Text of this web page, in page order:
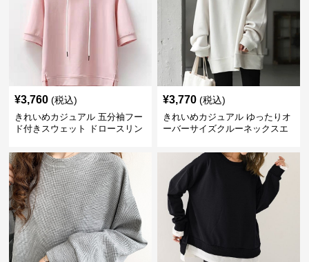
¥3,760 (税込)
きれいめカジュアル 五分袖フー
ド付きスウェット ドロースリン
¥3,770 (税込)
きれいめカジュアル ゆったりオ
ーバーサイズクルーネックスエ